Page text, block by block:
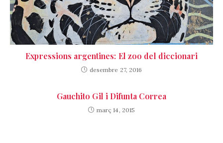
Expressions argentines: El zoo del diccionari
desembre 27, 2016
Gauchito Gil i Difunta Correa
març 14, 2015